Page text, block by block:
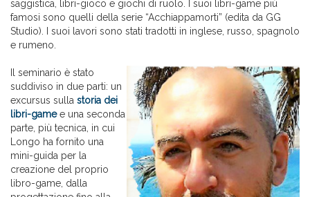
saggistica, libri-gioco e giochi di ruolo. I suoi libri-game più
famosi sono quelli della serie “Acchiappamorti” (edita da GG
Studio). I suoi lavori sono stati tradotti in inglese, russo, spagnolo
e rumeno.
Il seminario è stato
suddiviso in due parti: un
excursus sulla storia dei
libri-gamee una seconda
parte, più tecnica, in cui
Longo ha fornito una
mini-guida per la
creazione del proprio
libro-game, dalla